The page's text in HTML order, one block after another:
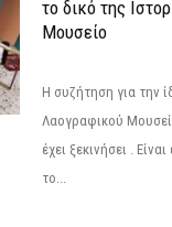
το δικό της
Μουσείο
Η συζήτηση για την
Λαογραφικού
έχει ξεκινήσει .
το...